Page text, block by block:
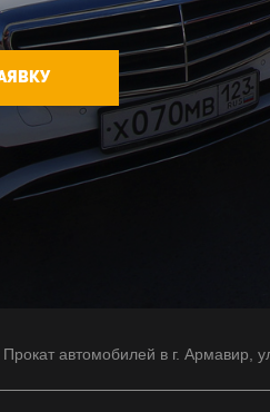
Прокат автомобилей в г. Армавир,